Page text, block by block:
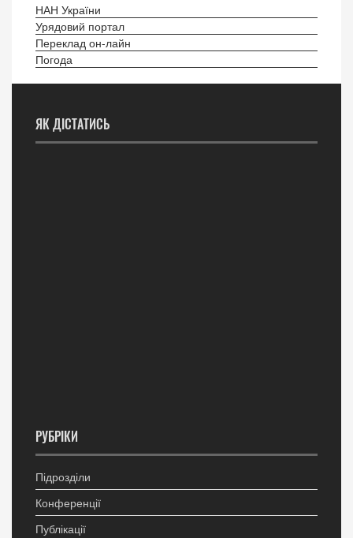
НАН України
Урядовий портал
Переклад он-лайн
Погода
ЯК ДІСТАТИСЬ
РУБРІКИ
Підрозділи
Конференції
Публікації